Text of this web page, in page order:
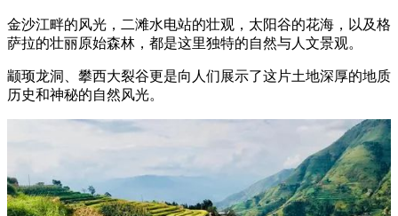
金沙江畔的风光，二滩水电站的壮观，太阳谷的花海，以及格
萨拉的壮丽原始森林，都是这里独特的自然与人文景观。
颛顼龙洞、攀西大裂谷更是向人们展示了这片土地深厚的地质
历史和神秘的自然风光。